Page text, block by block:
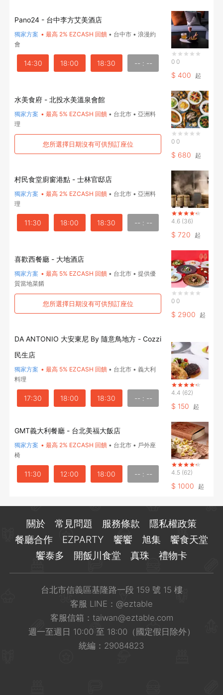
Pano24 - 台中李方艾美酒店
獨家方案 •最高 2% EZCASH 回饋 • 台中市 •浪漫約
會
14:30 18:00 18:30 -- : -- 0 0
$ 400 起
水美食府 - 北投水美溫泉會館
獨家方案 •最高 5% EZCASH 回饋 • 台北市 •亞洲料
理
您所選擇日期沒有可供預訂座位 0 0
$ 680 起
村民食堂廚窗港點 - 士林官邸店
獨家方案 •最高 2% EZCASH 回饋 • 台北市 •亞洲料
理
11:30 18:00 18:30 -- : -- 4.6 (36)
$ 720 起
喜歡西餐廳 - 大地酒店
獨家方案 •最高 5% EZCASH 回饋 • 台北市 •提供優
質當地菜餚
您所選擇日期沒有可供預訂座位 0 0
$ 2900 起
DA ANTONIO 大安東尼 By 隨意鳥地方 - Cozzi
民生店
獨家方案 •最高 5% EZCASH 回饋 • 台北市 •義大利
料理
17:30 18:00 18:30 -- : --
4.4 (62)
$ 150 起
GMT義大利餐廳 - 台北美福大飯店
獨家方案 •最高 2% EZCASH 回饋 • 台北市 • 戶外座
椅
11:30 12:00 18:00 -- : -- 4.5 (62)
$ 1000 起
確定要登出嗎？
關於 常見問題 服務條款
隱私權政策
餐廳合作
EZPARTY 饗饗 旭集
饗食天堂
饗泰多
開飯川食堂 真珠 禮物卡
台北市信義區基隆路一段 159 號 15 樓
客服 LINE： @eztable
客服信箱： taiwan@eztable.com
週一至週日 10:00 至 18:00（國定假日除外）
統編：29084823